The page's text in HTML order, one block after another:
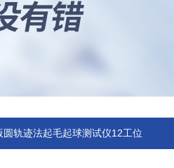
轨迹法起毛起球测试仪12工位